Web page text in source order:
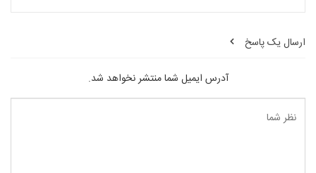
ارسال یک پاسخ
آدرس ایمیل شما منتشر نخواهد شد.